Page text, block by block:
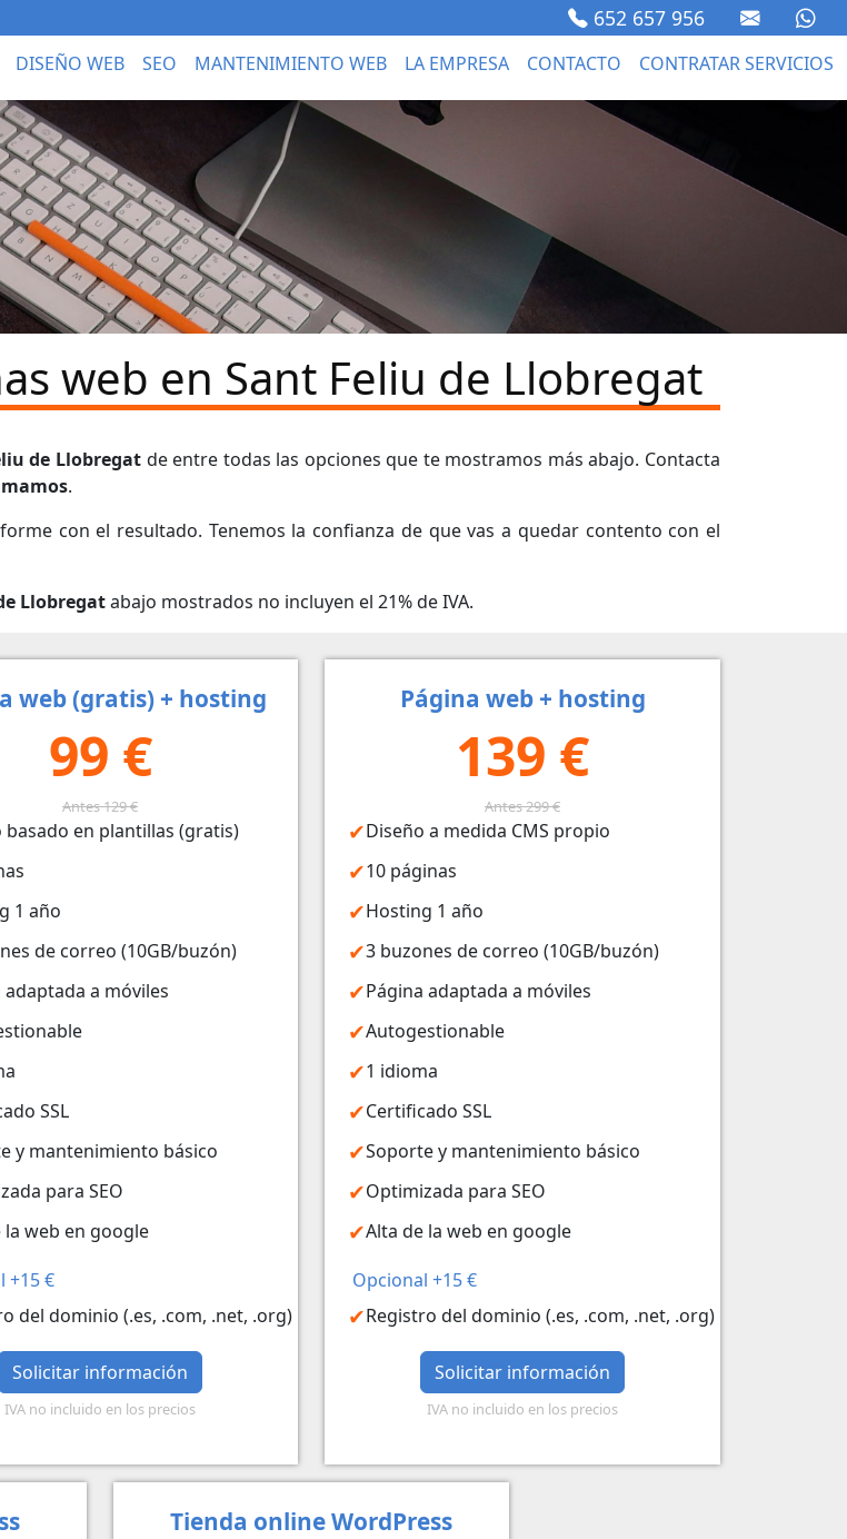
652 657 956
DISEÑO WEB SEO MANTENIMIENTO WEB LA EMPRESA CONTACTO CONTRATAR SERVICIOS
web en Sant Feliu de Llobregat
de Llobregat de entre todas las opciones que te mostramos más abajo. Contacta
.
con el resultado. Tenemos la confianza de que vas a quedar contento con el
Llobregatabajo mostrados no incluyen el 21% de IVA.
web (gratis) + hosting
99 €
Antes 129 €
basado en plantillas (gratis)
1 año
de correo (10GB/buzón)
adaptada a móviles
SSL
y mantenimiento básico
para SEO
la web en google
+15 €
del dominio (.es, .com, .net, .org)
Solicitar información
IVA no incluido en los precios
Página web + hosting
139 €
Antes 299 €
Diseño a medida CMS propio
10 páginas
Hosting 1 año
3 buzones de correo (10GB/buzón)
Página adaptada a móviles
Autogestionable
1 idioma
Certificado SSL
Soporte y mantenimiento básico
Optimizada para SEO
Alta de la web en google
Opcional +15 €
Registro del dominio (.es, .com, .net, .org)
Solicitar información
IVA no incluido en los precios
Tienda online WordPress